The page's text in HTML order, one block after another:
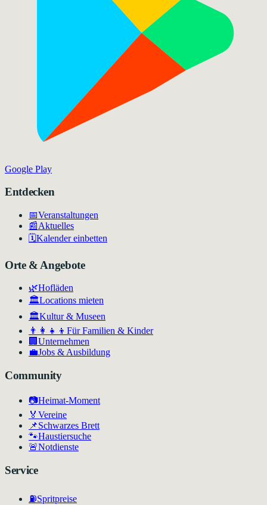
Google Play
Entdecken
📅Veranstaltungen
📰Aktuelles
🗓️Kalender einbetten
Orte & Angebote
🌿Hofläden
🏛️Locations mieten
🏛Kultur & Museen
👨‍👩‍👧‍👦 Für Familien & Kinder
🏢 Unternehmen
💼Jobs & Ausbildung
Community
📷Heimat-Moment
🏅 Vereine
📌Schwarzes Brett
🐾Haustiersuche
🚨Notdienste
Service
⛽Spritpreise